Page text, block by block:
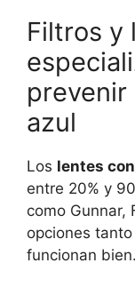
Filtros y
prevenir
azul
Los lentes
entre 20% y
como Gunnar,
opciones
funcionan bien.